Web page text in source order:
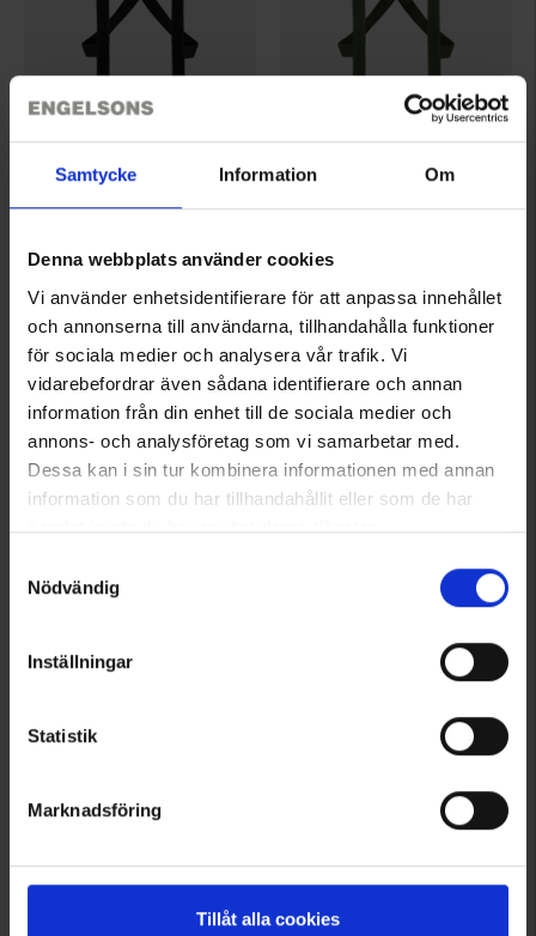
Samtycke Information Om
Denna webbplats använder cookies
Vi använder enhetsidentifierare för att anpassa innehållet
och annonserna till användarna, tillhandahålla funktioner
för sociala medier och analysera vår trafik. Vi
vidarebefordrar även sådana identifierare och annan
information från din enhet till de sociala medier och
annons- och analysföretag som vi samarbetar med.
Dessa kan i sin tur kombinera informationen med annan
information som du har tillhandahållit eller som de har
samlat in när du har använt deras tjänster.
Nödvändig
Inställningar
Statistik
Marknadsföring
Tillåt alla cookies
Hosenträger PRO
High Mountain
Ab9,95 €
Bewertung: 3.0 von 5 Sternen
Hosenträger PRO
High Mountain
Ab9,95 €
Bewertung: 3.0 von 5 Sternen
Brokared
Ab14,95 €